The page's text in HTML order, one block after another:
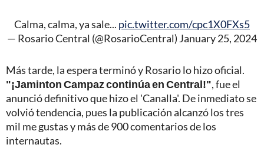
Calma, calma, ya sale... pic.twitter.com/cpc1X0FXs5
— Rosario Central (@RosarioCentral) January 25, 2024
Más tarde, la espera terminó y Rosario lo hizo oficial.
"¡Jaminton Campaz continúa en Central!", fue el
anunció definitivo que hizo el 'Canalla'. De inmediato se
volvió tendencia, pues la publicación alcanzó los tres
mil me gustas y más de 900 comentarios de los
internautas.